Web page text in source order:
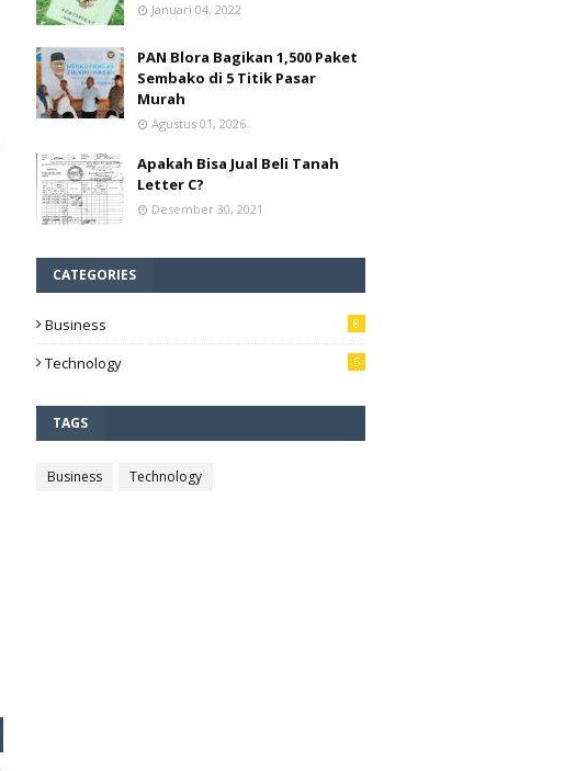
Januari 04, 2022
PAN Blora Bagikan 1,500 Paket
Sembako di 5 Titik Pasar
Murah
Agustus 01, 2026
Apakah Bisa Jual Beli Tanah
Letter C?
Desember 30, 2021
CATEGORIES
Business 8
Technology 5
TAGS
Business Technology